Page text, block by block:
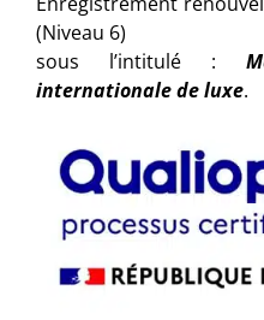
(Niveau 6)
sous l’intitulé :
internationale de luxe.